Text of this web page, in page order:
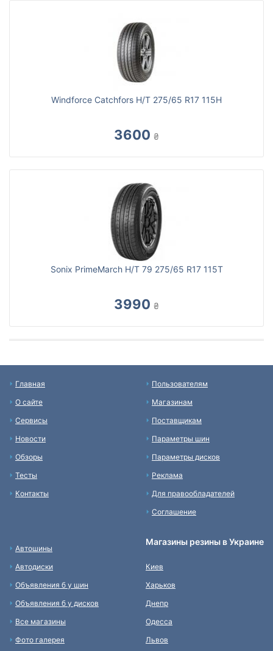
Windforce Catchfors H/T 275/65 R17 115H
3600 ₴
Sonix PrimeMarch H/T 79 275/65 R17 115T
3990 ₴
Главная
О сайте
Сервисы
Новости
Обзоры
Тесты
Контакты
Пользователям
Магазинам
Поставщикам
Параметры шин
Параметры дисков
Реклама
Для правообладателей
Соглашение
Автошины
Автодиски
Объявления б у шин
Объявления б у дисков
Все магазины
Фото галерея
Магазины резины в Украине
Киев
Харьков
Днепр
Одесса
Львов